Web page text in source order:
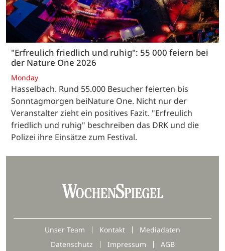
"Erfreulich friedlich und ruhig": 55 000 feiern bei
der Nature One 2026
Monday
Hasselbach. Rund 55.000 Besucher feierten bis
Sonntagmorgen beiNature One. Nicht nur der
Veranstalter zieht ein positives Fazit. "Erfreulich
friedlich und ruhig" beschreiben das DRK und die
Polizei ihre Einsätze zum Festival.
Unser Team Kontakt
Mediadaten
Datenschutz
Impressum AGB